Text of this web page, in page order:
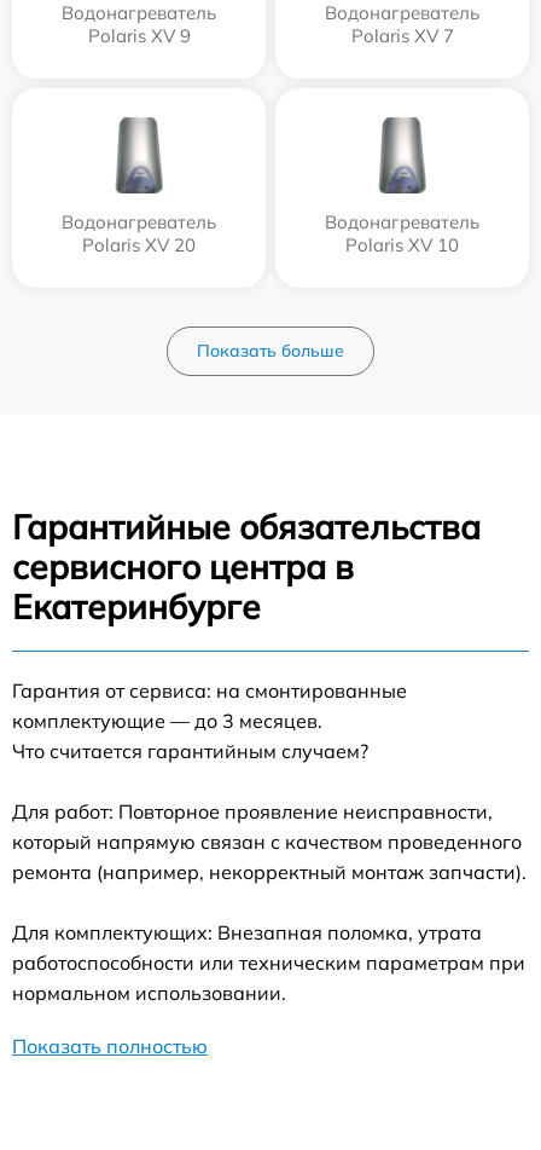
Водонагреватель
Polaris XV 9
Водонагреватель
Polaris XV 7
Водонагреватель
Polaris XV 20
Водонагреватель
Polaris XV 10
Показать больше
Гарантийные обязательства
сервисного центра в
Екатеринбурге
Гарантия от сервиса: на смонтированные
комплектующие — до 3 месяцев.
Что считается гарантийным случаем?
Для работ: Повторное проявление неисправности,
который напрямую связан с качеством проведенного
ремонта (например, некорректный монтаж запчасти).
Для комплектующих: Внезапная поломка, утрата
работоспособности или техническим параметрам при
нормальном использовании.
Показать полностью